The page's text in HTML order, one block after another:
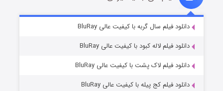
قسمت۷ (زیرنویس) منتشر شد دانلود فیلم سال گربه با کیفیت عالی BluRay
دانلود فیلم لاله کبود با کیفیت عالی BluRay
دانلود فیلم لاک پشت با کیفیت عالی BluRay
دانلود فیلم کج‌ پیله با کیفیت عالی BluRay